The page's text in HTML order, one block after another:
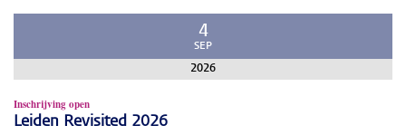
4
SEP
2026
Inschrijving open
Leiden Revisited 2026